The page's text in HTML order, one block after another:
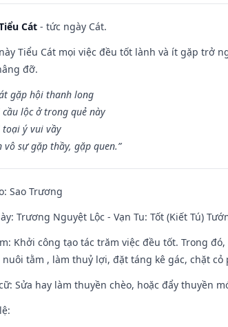
Cát - tức ngày Cát.
Tiểu Cát mọi việc đều tốt lành và ít gặp trở
đỡ.
gặp hội thanh long
cầu lộc ở trong quẻ này
toại ý vui vầy
vô sự gặp thầy, gặp quen.”
: Sao Trương
: Trương Nguyệt Lộc - Vạn Tu: Tốt (Kiết Tú)
: Khởi công tạo tác trăm việc đều tốt. Trong
tằm , làm thuỷ lợi, đặt táng kê gác, chặt
: Sửa hay làm thuyền chèo, hoặc đẩy thuyền
: